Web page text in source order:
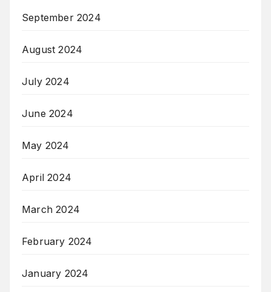
September 2024
August 2024
July 2024
June 2024
May 2024
April 2024
March 2024
February 2024
January 2024